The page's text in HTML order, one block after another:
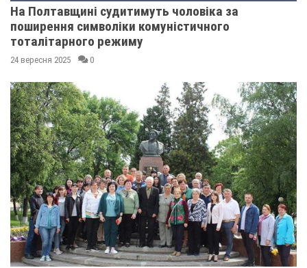
На Полтавщині судитимуть чоловіка за
поширення символіки комуністичного
тоталітарного режиму
24 вересня 2025 0